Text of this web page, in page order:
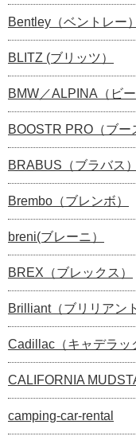
Bentley（ベントレー）
BLITZ (ブリッツ）
BMW／ALPINA（ビ
BOOSTR PRO（ブー
BRABUS（ブラバス）
Brembo（ブレンボ）
breni(ブレーニ）
BREX（ブレックス）
Brilliant（ブリリアン
Cadillac（キャデラッ
CALIFORNIA
camping-car-rental